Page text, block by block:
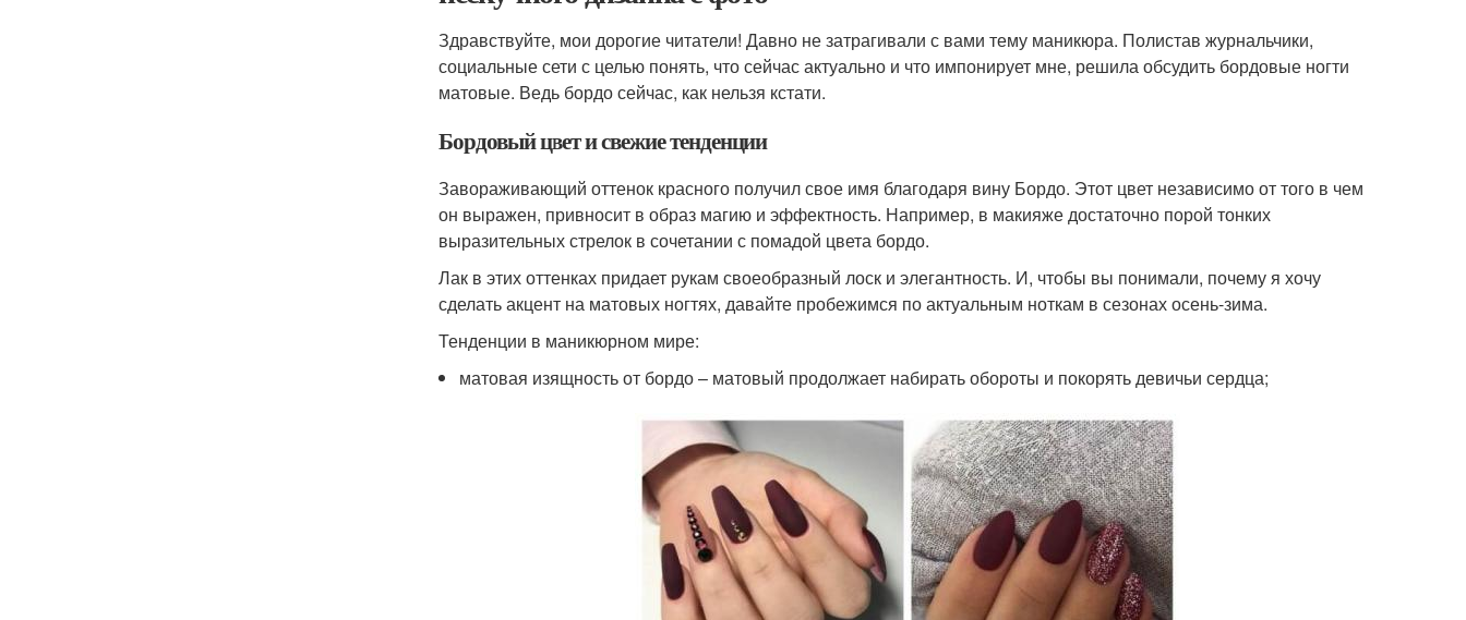
Здравствуйте, мои дорогие читатели! Давно не затрагивали с вами тему маникюра. Полистав журнальчики,
социальные сети с целью понять, что сейчас актуально и что импонирует мне, решила обсудить бордовые ногти
матовые. Ведь бордо сейчас, как нельзя кстати.
Бордовый цвет и свежие тенденции
Завораживающий оттенок красного получил свое имя благодаря вину Бордо. Этот цвет независимо от того в чем
он выражен, привносит в образ магию и эффектность. Например, в макияже достаточно порой тонких
выразительных стрелок в сочетании с помадой цвета бордо.
Лак в этих оттенках придает рукам своеобразный лоск и элегантность. И, чтобы вы понимали, почему я хочу
сделать акцент на матовых ногтях, давайте пробежимся по актуальным ноткам в сезонах осень-зима.
Тенденции в маникюрном мире:
матовая изящность от бордо – матовый продолжает набирать обороты и покорять девичьи сердца;